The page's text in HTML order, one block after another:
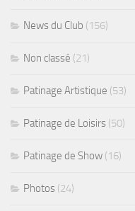
News du Club (156)
Non classé (21)
Patinage Artistique (53)
Patinage de Loisirs (50)
Patinage de Show (16)
Photos (24)